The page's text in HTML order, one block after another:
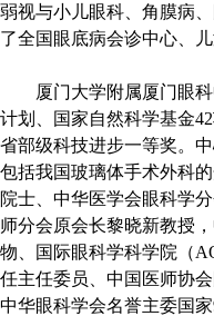
弱视与小儿眼科、角膜病
了全国眼底病会诊中心、
厦门大学附属厦门眼科
计划、国家自然科学基金
省部级科技进步一等奖。
包括我国玻璃体手术外科
院士、中华医学会眼科学
师分会原会长黎晓新教授
物、国际眼科学科学院（
任主任委员、中国医师协
中华眼科学会名誉主委国